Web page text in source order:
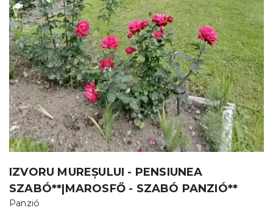
IZVORU MUREȘULUI - PENSIUNEA
SZABÓ**|MAROSFŐ - SZABÓ PANZIÓ**
Panzió